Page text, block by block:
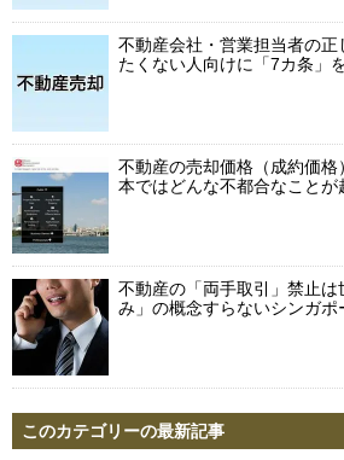
不動産会社・営業担当者の
たくない人向けに「7カ条」
不動産の売却価格（成約価格
本ではどんな不都合なことが
不動産の「両手取引」禁止
み」の概念すらないシンガポ
このカテゴリーの最新記事